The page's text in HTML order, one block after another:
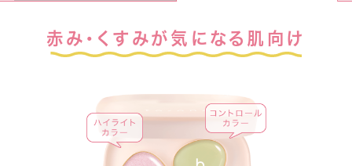
赤み・くすみが気になる肌向け